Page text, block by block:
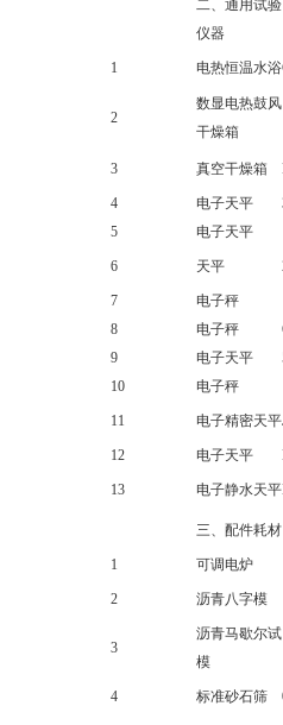
二、通用试验
仪器
1 电热恒温水浴
2
数显电热鼓风
干燥箱
3 真空干燥箱
4 电子天平
5
电子天平
6 天平
7 电子秤
8
电子秤
9
电子天平
10
电子秤
11 电子精密天平
12 电子天平
13 电子静水天平
三、配件耗材
1 可调电炉
2 沥青八字模
3
沥青马歇尔试
模
4 标准砂石筛